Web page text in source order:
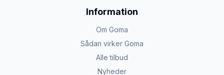
Information
Om Goma
Sådan virker Goma
Alle tilbud
Nyheder